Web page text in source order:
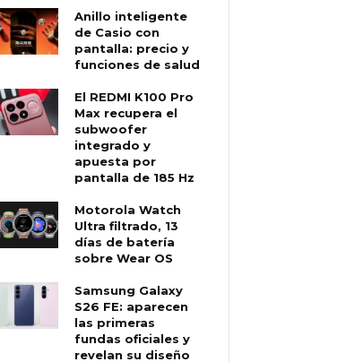
Anillo inteligente
de Casio con
pantalla: precio y
funciones de salud
El REDMI K100 Pro
Max recupera el
subwoofer
integrado y
apuesta por
pantalla de 185 Hz
Motorola Watch
Ultra filtrado, 13
días de batería
sobre Wear OS
Samsung Galaxy
S26 FE: aparecen
las primeras
fundas oficiales y
revelan su diseño